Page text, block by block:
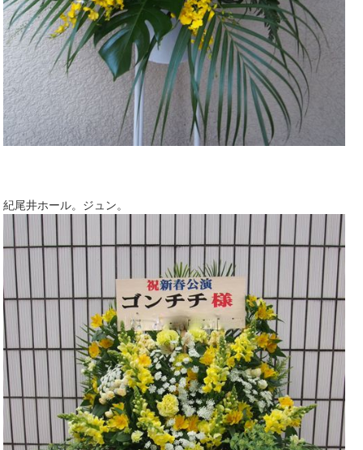
紀尾井ホール。ジュン。